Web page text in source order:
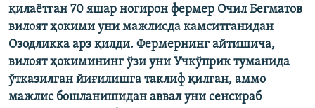
қилаётган 70 яшар ногирон фермер Очил Бегматов
вилоят ҳокими уни мажлисда камситганидан
Озодликка арз қилди. Фермернинг айтишича,
вилоят ҳокимининг ўзи уни Учкўприк туманида
ўтказилган йиғилишга таклиф қилган, аммо
мажлис бошланишидан аввал уни сенсираб